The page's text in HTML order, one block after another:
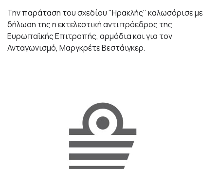
Την παράταση του σχεδίου "Ηρακλής" καλωσόρισε με
δήλωση της η εκτελεστική αντιπρόεδρος της
Ευρωπαϊκής Επιτροπής, αρμόδια και για τον
Ανταγωνισμό, Μαργκρέτε Βεστάιγκερ.